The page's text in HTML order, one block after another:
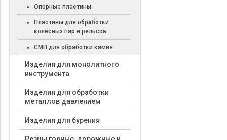
Опорные пластины
Пластины для обработки
колесных пар и рельсов
СМП для обработки камня
Изделия для монолитного
инструмента
Изделия для обработки
металлов давлением
Изделия для бурения